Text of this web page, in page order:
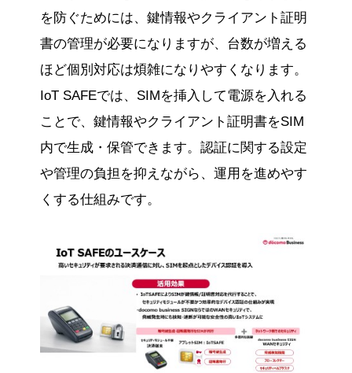
を防ぐためには、鍵情報やクライアント証明
書の管理が必要になりますが、台数が増える
ほど個別対応は煩雑になりやすくなります。
IoT SAFEでは、SIMを挿入して電源を入れる
ことで、鍵情報やクライアント証明書をSIM
内で生成・保管できます。認証に関する設定
や管理の負担を抑えながら、運用を進めやす
くする仕組みです。